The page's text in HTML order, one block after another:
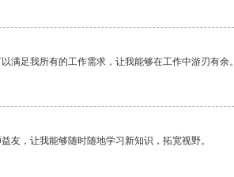
满足我所有的工作需求，让我能够在工作中游刃有余。
友，让我能够随时随地学习新知识，拓宽视野。